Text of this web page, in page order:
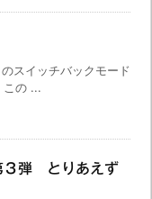
スイッチバックモード
この ...
３弾 とりあえず